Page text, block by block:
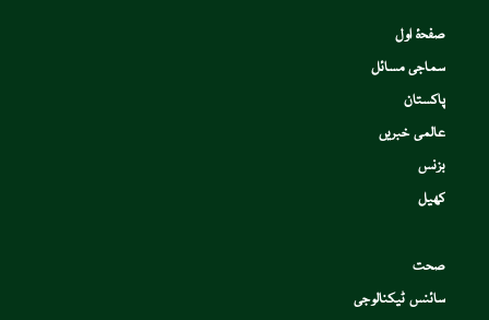
صفحۂ اول
سماجی مسائل
پاکستان
عالمی خبریں
بزنس
کھیل
صحت
سائنس ٹیکنالوجی